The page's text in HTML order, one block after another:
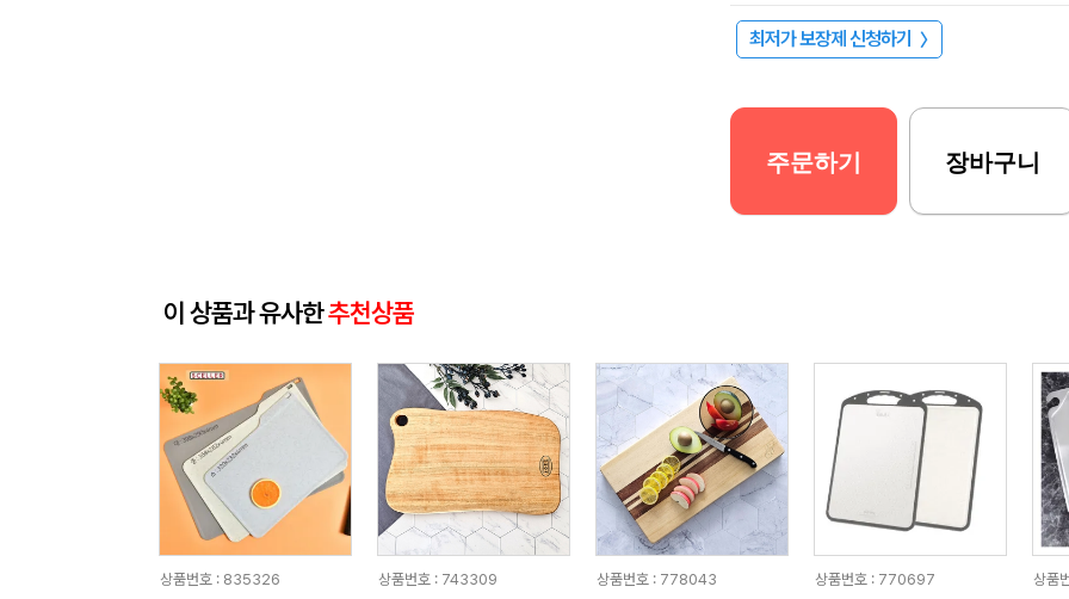
최저가 보장제 신청하기 〉
주문하기 장바구니
이 상품과 유사한추천상품
상품번호 : 835326
상품번호 : 743309
상품번호 : 778043
상품번호 : 770697
상품